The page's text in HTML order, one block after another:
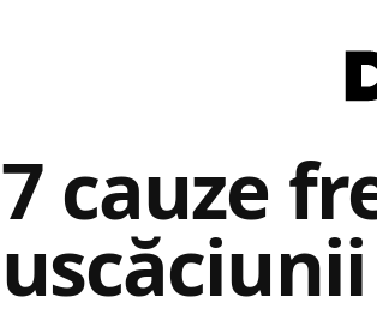
7 cauze